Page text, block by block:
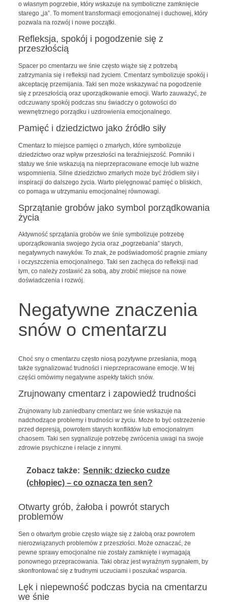
o własnym pogrzebie, który wskazuje na symboliczne zamknięcie
starego „ja”. To moment transformacji emocjonalnej i duchowej, który
pozwala na rozwój i nowe początki.
Refleksja, spokój i pogodzenie się z
przeszłością
Spacer po cmentarzu we śnie często wiąże się z potrzebą
zatrzymania się i refleksji nad życiem. Cmentarz symbolizuje spokój i
akceptację przemijania. Taki sen może wskazywać na pogodzenie
się z przeszłością oraz uporządkowanie emocji. Warto zauważyć, że
odczuwany spokój podczas snu świadczy o gotowości do
wewnętrznego porządku i uzdrowienia emocjonalnego.
Pamięć i dziedzictwo jako źródło siły
Cmentarz to miejsce pamięci o zmarłych, które symbolizuje
dziedzictwo oraz wpływ przeszłości na teraźniejszość. Pomniki i
statuy we śnie wskazują na nieprzepracowane emocje lub ważne
wspomnienia. Silne dziedzictwo zmarłych może być źródłem siły i
inspiracji do dalszego życia. Warto pielęgnować pamięć o bliskich,
co pomaga w utrzymaniu emocjonalnej równowagi.
Sprzątanie grobów jako symbol porządkowania
życia
Aktywność sprzątania grobów we śnie symbolizuje potrzebę
uporządkowania swojego życia oraz „pogrzebania” starych,
negatywnych nawyków. To znak, że podświadomość pragnie zmiany
i oczyszczenia emocjonalnego. Taki sen zachęca do refleksji nad
tym, co należy zostawić za sobą, aby zrobić miejsce na nowe
doświadczenia i rozwój.
Negatywne znaczenia
snów o cmentarzu
Choć sny o cmentarzu często niosą pozytywne przesłania, mogą
także sygnalizować trudności i nieprzepracowane emocje. W tej
części omówimy negatywne aspekty takich snów.
Zrujnowany cmentarz i zapowiedź trudności
Zrujnowany lub zaniedbany cmentarz we śnie wskazuje na
nadchodzące problemy i trudności w życiu. Może to być ostrzeżenie
przed depresją, powrotem starych konfliktów lub emocjonalnym
chaosem. Taki sen sygnalizuje potrzebę zwrócenia uwagi na swoje
zdrowie psychiczne i relacje z innymi.
Zobacz także: Sennik: dziecko cudze
(chłopiec) – co oznacza ten sen?
Otwarty grób, żałoba i powrót starych
problemów
Sen o otwartym grobie często wiąże się z żałobą oraz powrotem
nierozwiązanych problemów z przeszłości. Może oznaczać, że
pewne sprawy emocjonalne nie zostały zamknięte i wymagają
ponownego przepracowania. Taki obraz jest wyraźnym sygnałem, by
skonfrontować się z trudnymi uczuciami i poszukać wsparcia.
Lęk i niepewność podczas bycia na cmentarzu
we śnie